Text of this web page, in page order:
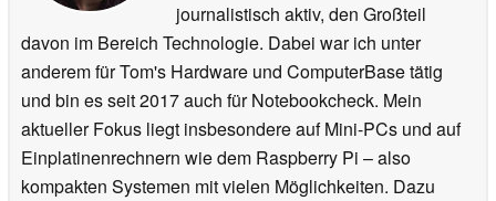
journalistisch aktiv, den Großteil
davon im Bereich Technologie. Dabei war ich unter
anderem für Tom's Hardware und ComputerBase tätig
und bin es seit 2017 auch für Notebookcheck. Mein
aktueller Fokus liegt insbesondere auf Mini-PCs und auf
Einplatinenrechnern wie dem Raspberry Pi – also
kompakten Systemen mit vielen Möglichkeiten. Dazu